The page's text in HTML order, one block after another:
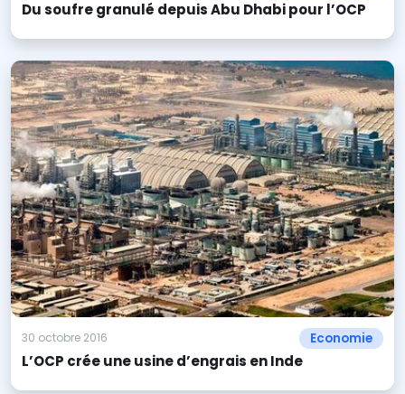
Du soufre granulé depuis Abu Dhabi pour l’OCP
30 octobre 2016 Economie
L’OCP crée une usine d’engrais en Inde